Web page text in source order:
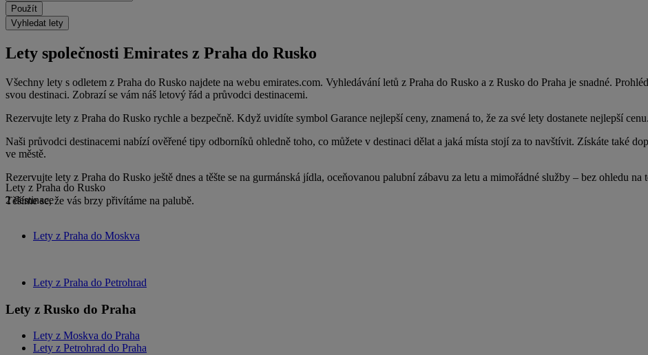
Použít
Vyhledat lety
Lety společnosti Emirates z Praha do Rusko
Všechny lety s odletem z Praha do Rusko najdete na webu emirates.com. Vyhledávání letů z Praha do Rusko a z Rusko do Praha je snadné.
svou destinaci. Zobrazí se vám náš letový řád a průvodci destinacemi.
Rezervujte lety z Praha do Rusko rychle a bezpečně. Když uvidíte symbol Garance nejlepší ceny, znamená to, že za své lety dostanete nejlepší cenu.
Naši průvodci destinacemi nabízí ověřené tipy odborníků ohledně toho, co můžete v destinaci dělat a jaká místa stojí za to navštívit. Získáte také
ve městě.
Rezervujte lety z Praha do Rusko ještě dnes a těšte se na gurmánská jídla, oceňovanou palubní zábavu za letu a mimořádné služby – bez ohledu
Těšíme se, že vás brzy přivítáme na palubě.
Lety z Praha do Rusko
2 destinace
Lety z Praha do Moskva
Lety z Praha do Petrohrad
Lety z Rusko do Praha
Lety z Moskva do Praha
Lety z Petrohrad do Praha